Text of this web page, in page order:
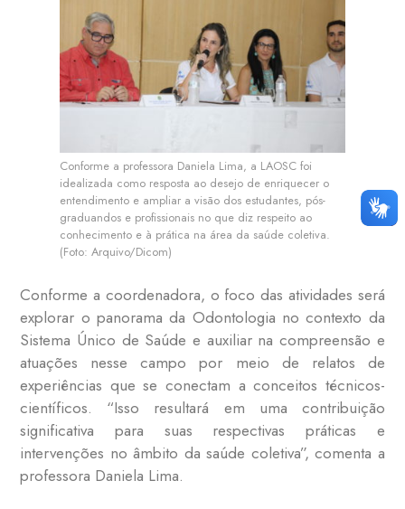
Conforme a professora Daniela Lima, a LAOSC foi
idealizada como resposta ao desejo de enriquecer o
entendimento e ampliar a visão dos estudantes, pós-
graduandos e profissionais no que diz respeito ao
conhecimento e à prática na área da saúde coletiva.
(Foto: Arquivo/Dicom)
Conforme a coordenadora, o foco das atividades será
explorar o panorama da Odontologia no contexto da
Sistema Único de Saúde e auxiliar na compreensão e
atuações nesse campo por meio de relatos de
experiências que se conectam a conceitos técnicos-
científicos. “Isso resultará em uma contribuição
significativa para suas respectivas práticas e
intervenções no âmbito da saúde coletiva”, comenta a
professora Daniela Lima.